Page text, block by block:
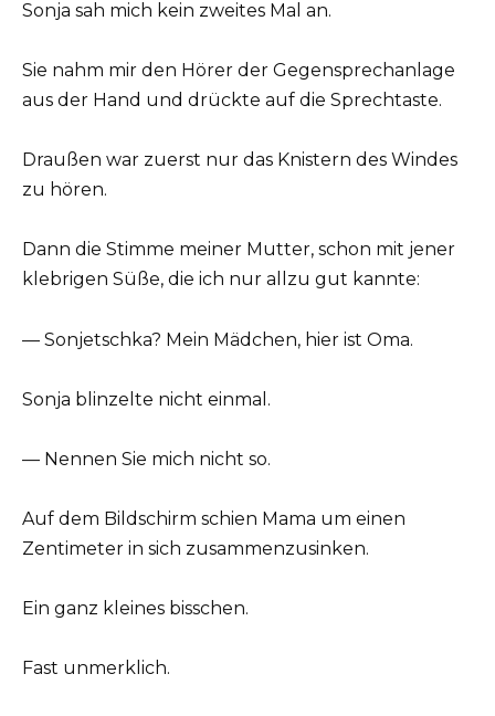
Sonja sah mich kein zweites Mal an.
Sie nahm mir den Hörer der Gegensprechanlage
aus der Hand und drückte auf die Sprechtaste.
Draußen war zuerst nur das Knistern des Windes
zu hören.
Dann die Stimme meiner Mutter, schon mit jener
klebrigen Süße, die ich nur allzu gut kannte:
— Sonjetschka? Mein Mädchen, hier ist Oma.
Sonja blinzelte nicht einmal.
— Nennen Sie mich nicht so.
Auf dem Bildschirm schien Mama um einen
Zentimeter in sich zusammenzusinken.
Ein ganz kleines bisschen.
Fast unmerklich.